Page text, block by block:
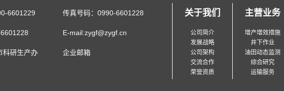
6601229 传真号码：0990-6601228
E-mail:zygf@zygf.cn
科研生产办 企业邮箱
关于我们
公司简介
发展战略
公司架构
交流合作
荣誉资质
主营业务
增产增效措施
井下作业
油田动态监测
综合研究
运输服务